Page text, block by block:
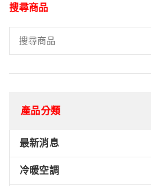
搜尋商品
產品分類
最新消息
冷暖空調